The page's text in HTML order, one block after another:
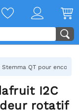
QT pour
I2C
rotatif